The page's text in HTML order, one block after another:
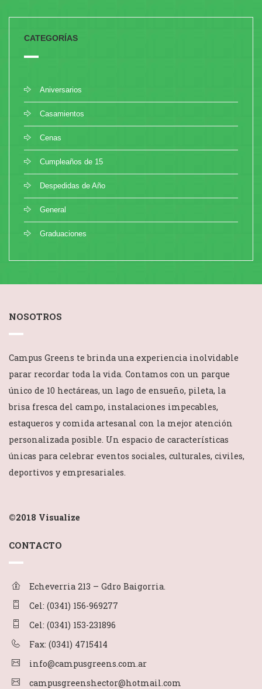
CATEGORÍAS
Aniversarios
Casamientos
Cenas
Cumpleaños de 15
Despedidas de Año
General
Graduaciones
NOSOTROS
Campus Greens te brinda una experiencia inolvidable
parar recordar toda la vida. Contamos con un parque
único de 10 hectáreas, un lago de ensueño, pileta, la
brisa fresca del campo, instalaciones impecables,
estaqueros y comida artesanal con la mejor atención
personalizada posible. Un espacio de características
únicas para celebrar eventos sociales, culturales, civiles,
deportivos y empresariales.
©2018 Visualize
CONTACTO
Echeverria 213 – Gdro Baigorria.
Cel: (0341) 156-969277
Cel: (0341) 153-231896
Fax: (0341) 4715414
info@campusgreens.com.ar
campusgreenshector@hotmail.com